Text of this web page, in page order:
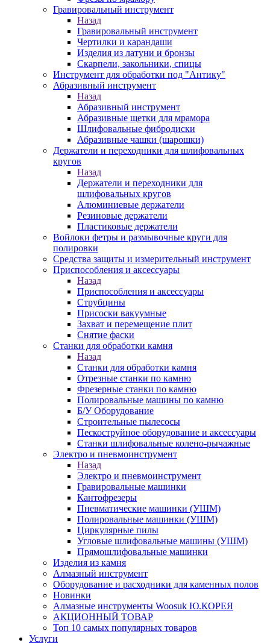
Гравировальный инструмент
Назад
Гравировальный инструмент
Чертилки и карандаши
Изделия из латуни и бронзы
Скарпели, закольники, спицы
Инструмент для обработки под "Антику"
Абразивный инструмент
Назад
Абразивный инструмент
Абразивные щетки для мрамора
Шлифовальные фибродиски
Абразивные чашки (шарошки)
Держатели и переходники для шлифовальных
кругов
Назад
Держатели и переходники для
шлифовальных кругов
Алюминиевые держатели
Резиновые держатели
Пластиковые держатели
Войлоки фетры и размывочные круги для
полировки
Средства защиты и измерительный инструмент
Приспособления и аксессуары
Назад
Приспособления и аксессуары
Струбцины
Присоски вакуумные
Захват и перемещение плит
Снятие фаски
Станки для обработки камня
Назад
Станки для обработки камня
Отрезные станки по камню
Фрезерные станки по камню
Полировальные машины по камню
Б/У Оборудование
Строительные пылесосы
Пескоструйное оборудование и аксессуары
Станки шлифовальные колено-рычажные
Электро и пневмоинструмент
Назад
Электро и пневмоинструмент
Гравировальные машинки
Кантофрезеры
Пневматические машинки (УШМ)
Полировальные машинки (УШМ)
Циркулярные пилы
Угловые шлифовальные машины (УШМ)
Прямошлифовальные машинки
Изделия из камня
Алмазный инструмент
Оборудование и расходники для каменных полов
Новинки
Алмазные инструменты Woosuk Ю.КОРЕЯ
АКЦИОННЫЙ ТОВАР
Топ 10 самых популярных товаров
Услуги